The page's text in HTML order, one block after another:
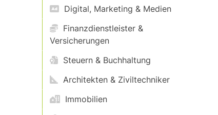
Digital, Marketing & Medien
Finanzdienstleister &
Versicherungen
Steuern & Buchhaltung
Architekten & Ziviltechniker
Immobilien